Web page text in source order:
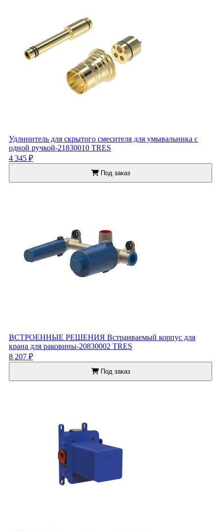
Удлинитель для скрытого смесителя для умывальника с
одной ручкой-21830010 TRES
4 345 ₽
Под заказ
ВСТРОЕННЫЕ РЕШЕНИЯ Встраиваемый корпус для
крана для раковины-20830002 TRES
8 207 ₽
Под заказ